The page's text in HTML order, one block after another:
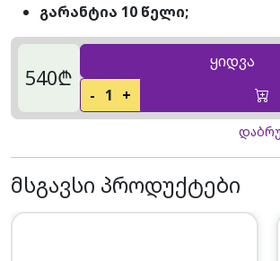
გარანტია 10 წელი;
540₾
ყიდვა
- 1 +
მსგავსი პროდუქტები